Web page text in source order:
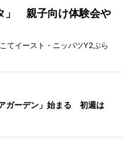
」 親子向け体験会や
てイースト・ニッパツY2ぷら
ガーデン」始まる 初週は